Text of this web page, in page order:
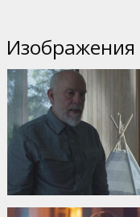
Изображения